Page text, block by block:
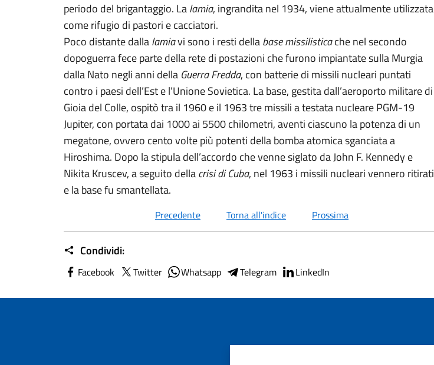
periodo del brigantaggio. Lalamia, ingrandita nel 1934, viene attualmente utilizzata
come rifugio di pastori e cacciatori.
Poco distante dallalamiavi sono i resti dellabase missilisticache nel secondo
dopoguerra fece parte della rete di postazioni che furono impiantate sulla Murgia
dalla Nato negli anni della Guerra Fredda, con batterie di missili nucleari puntati
contro i paesi dell’Est e l’Unione Sovietica. La base, gestita dall’aeroporto militare di
Gioia del Colle, ospitò tra il 1960 e il 1963 tre missili a testata nucleare PGM-19
Jupiter, con portata dai 1000 ai 5500 chilometri, aventi ciascuno la potenza di un
megatone, ovvero cento volte più potenti della bomba atomica sganciata a
Hiroshima. Dopo la stipula dell’accordo che venne siglato da John F. Kennedy e
Nikita Kruscev, a seguito dellacrisi di Cuba, nel 1963 i missili nucleari vennero ritirati
e la base fu smantellata.
Precedente Torna all'indice Prossima
Condividi:
Facebook Twitter Whatsapp Telegram LinkedIn